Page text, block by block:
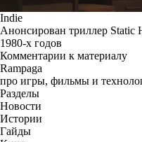
Indie
Анонсирован триллер Static
1980-х годов
Комментарии к материалу
Rampaga
про игры, фильмы и
Разделы
Новости
Истории
Гайды